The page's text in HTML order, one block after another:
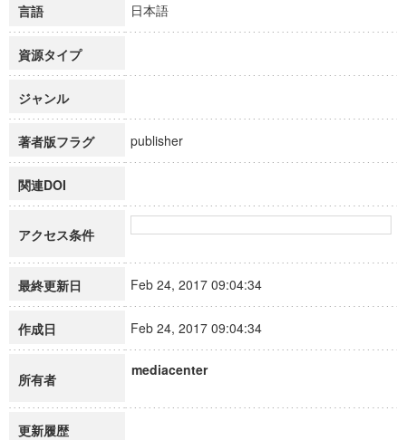
言語 日本語
資源タイプ
ジャンル
著者版フラグ publisher
関連DOI
アクセス条件
最終更新日 Feb 24, 2017 09:04:34
作成日 Feb 24, 2017 09:04:34
所有者
mediacenter
更新履歴